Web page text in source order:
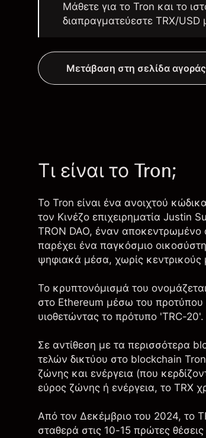
Μάθετε για το Tron και το
διαπραγματεύεστε TRX/USD
Μετάβαση στη σελίδα αγοράς
Τι είναι το Tron;
Το Tron είναι ένα ανοιχτού
τον Κινέζο επιχειρηματία Justin
TRON DAO, έναν αποκεντρωμένο
παρέχει ένα παγκόσμιο
ψηφιακά μέσα, χωρίς κεντρικούς
Το κρυπτονόμισμά του
στο Ethereum μέσω του
υιοθετώντας το πρότυπο 'TRC-20'.
Σε αντίθεση με τα περισσότερα
τελών δικτύου στο blockchain
ζώνης και ενέργεια (που
εύρος ζώνης ή ενέργεια, το TRX
Από τον Δεκέμβριο του 2024, το
σταθερά στις 10-15 πρώτες